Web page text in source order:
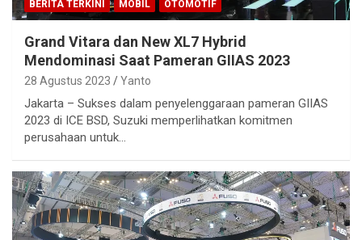
BERITA TERKINI MOBIL OTOMOTIF
Grand Vitara dan New XL7 Hybrid
Mendominasi Saat Pameran GIIAS 2023
28 Agustus 2023 Yanto
Jakarta – Sukses dalam penyelenggaraan pameran GIIAS
2023 di ICE BSD, Suzuki memperlihatkan komitmen
perusahaan untuk…